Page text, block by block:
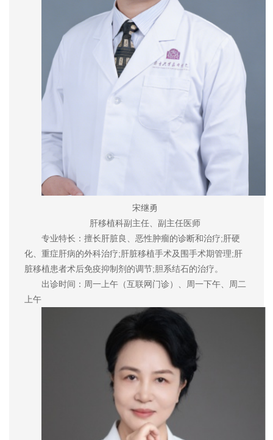
宋继勇
肝移植科副主任、副主任医师
专业特长：擅长肝脏良、恶性肿瘤的诊断和治疗;肝硬
化、重症肝病的外科治疗;肝脏移植手术及围手术期管理;肝
脏移植患者术后免疫抑制剂的调节;胆系结石的治疗。
出诊时间：周一上午（互联网门诊）、周一下午、周二
上午